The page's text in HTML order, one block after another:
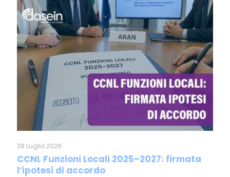
28 Luglio 2026
CCNL Funzioni Locali 2025–2027: firmata
l’ipotesi di accordo